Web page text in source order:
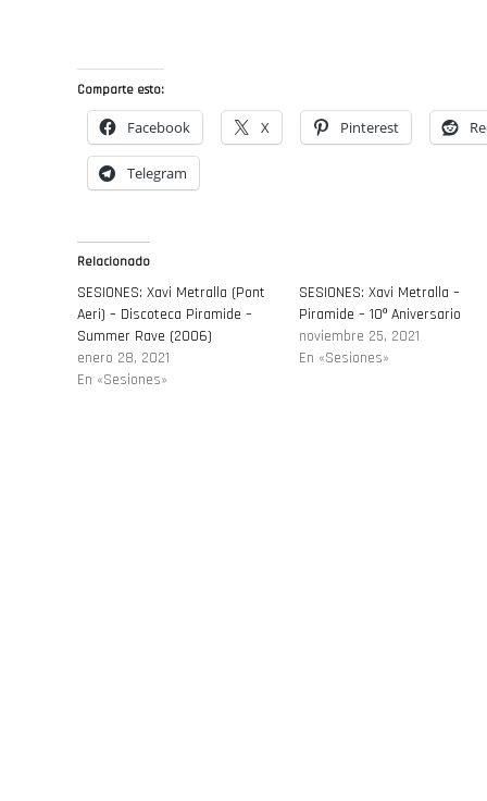
Comparte esto:
Facebook X Pinterest
Telegram
Relacionado
SESIONES: Xavi Metralla (Pont
Aeri) – Discoteca Piramide –
Summer Rave (2006)
enero 28, 2021
En «Sesiones»
SESIONES: Xavi Metralla –
Piramide – 10º Aniversario
noviembre 25, 2021
En «Sesiones»